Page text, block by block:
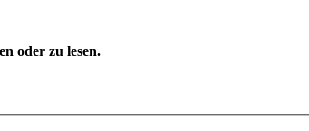
oder zu lesen.